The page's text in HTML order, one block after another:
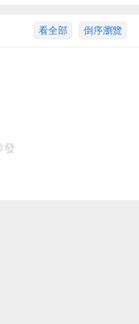
倒序瀏覽
看全部
發